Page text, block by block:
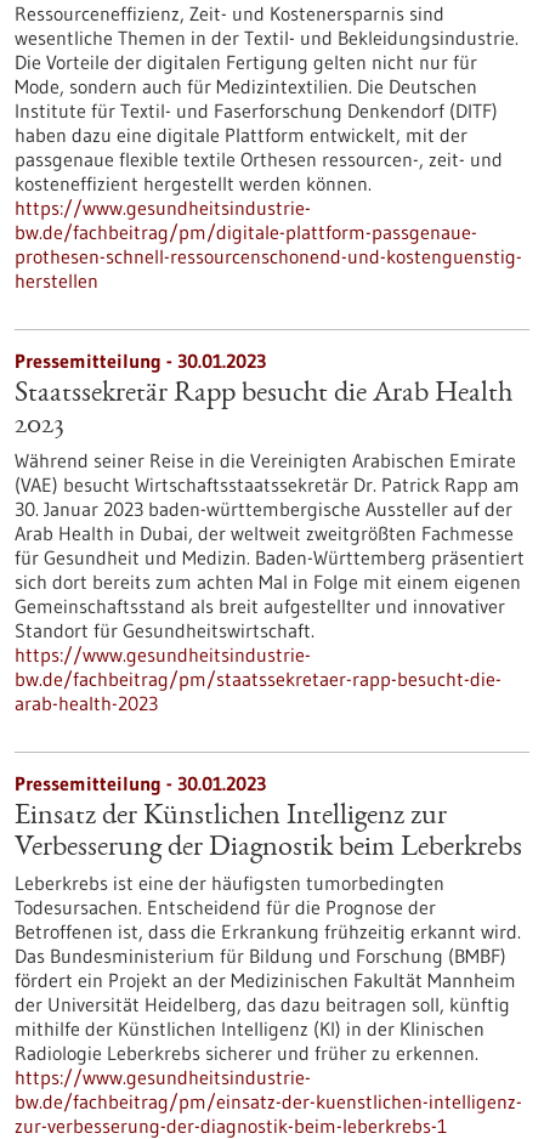
Ressourceneffizienz, Zeit- und Kostenersparnis sind
wesentliche Themen in der Textil- und Bekleidungsindustrie.
Die Vorteile der digitalen Fertigung gelten nicht nur für
Mode, sondern auch für Medizintextilien. Die Deutschen
Institute für Textil- und Faserforschung Denkendorf (DITF)
haben dazu eine digitale Plattform entwickelt, mit der
passgenaue flexible textile Orthesen ressourcen-, zeit- und
kosteneffizient hergestellt werden können.
https://www.gesundheitsindustrie-
bw.de/fachbeitrag/pm/digitale-plattform-passgenaue-
prothesen-schnell-ressourcenschonend-und-kostenguenstig-
herstellen
Pressemitteilung - 30.01.2023
Staatssekretär Rapp besucht die Arab Health
2023
Während seiner Reise in die Vereinigten Arabischen Emirate
(VAE) besucht Wirtschaftsstaatssekretär Dr. Patrick Rapp am
30. Januar 2023 baden-württembergische Aussteller auf der
Arab Health in Dubai, der weltweit zweitgrößten Fachmesse
für Gesundheit und Medizin. Baden-Württemberg präsentiert
sich dort bereits zum achten Mal in Folge mit einem eigenen
Gemeinschaftsstand als breit aufgestellter und innovativer
Standort für Gesundheitswirtschaft.
https://www.gesundheitsindustrie-
bw.de/fachbeitrag/pm/staatssekretaer-rapp-besucht-die-
arab-health-2023
Pressemitteilung - 30.01.2023
Einsatz der Künstlichen Intelligenz zur
Verbesserung der Diagnostik beim Leberkrebs
Leberkrebs ist eine der häufigsten tumorbedingten
Todesursachen. Entscheidend für die Prognose der
Betroffenen ist, dass die Erkrankung frühzeitig erkannt wird.
Das Bundesministerium für Bildung und Forschung (BMBF)
fördert ein Projekt an der Medizinischen Fakultät Mannheim
der Universität Heidelberg, das dazu beitragen soll, künftig
mithilfe der Künstlichen Intelligenz (KI) in der Klinischen
Radiologie Leberkrebs sicherer und früher zu erkennen.
https://www.gesundheitsindustrie-
bw.de/fachbeitrag/pm/einsatz-der-kuenstlichen-intelligenz-
zur-verbesserung-der-diagnostik-beim-leberkrebs-1